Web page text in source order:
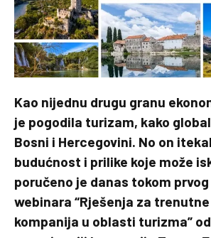
Kao nijednu drugu granu
je pogodila turizam, kako
Bosni i Hercegovini. No on
budućnost i prilike koje može
poručeno je danas tokom
webinara “Rješenja za
kompanija u oblasti turizma”